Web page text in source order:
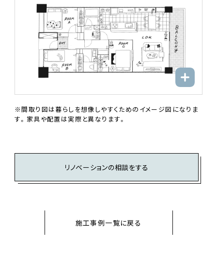
※間取り図は暮らしを想像しやすくためのイメージ図になりま
す。家具や配置は実際と異なります。
リノベーションの相談をする
施工事例一覧に戻る